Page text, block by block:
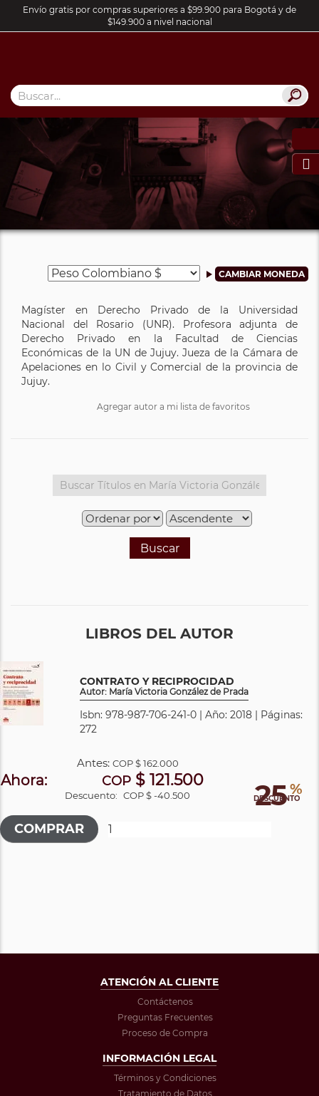
Envío gratis por compras superiores a $99.900 para Bogotá y de
$149.900 a nivel nacional

Magíster en Derecho Privado de la Universidad
Nacional del Rosario (UNR). Profesora adjunta de
Derecho Privado en la Facultad de Ciencias
Económicas de la UN de Jujuy. Jueza de la Cámara de
Apelaciones en lo Civil y Comercial de la provincia de
Jujuy.
Agregar autor a mi lista de favoritos
Buscar
LIBROS DEL AUTOR
CONTRATO Y RECIPROCIDAD
Autor: María Victoria González de Prada
Isbn: 978-987-706-241-0 | Año: 2018 | Páginas:
272
25 %
DESCUENTO
Antes: COP$ 162.000
Ahora: COP$ 121.500
Descuento: COP $ -40.500
ATENCIÓN AL CLIENTE
Contáctenos
Preguntas Frecuentes
Proceso de Compra
INFORMACIÓN LEGAL
Términos y Condiciones
Tratamiento de Datos